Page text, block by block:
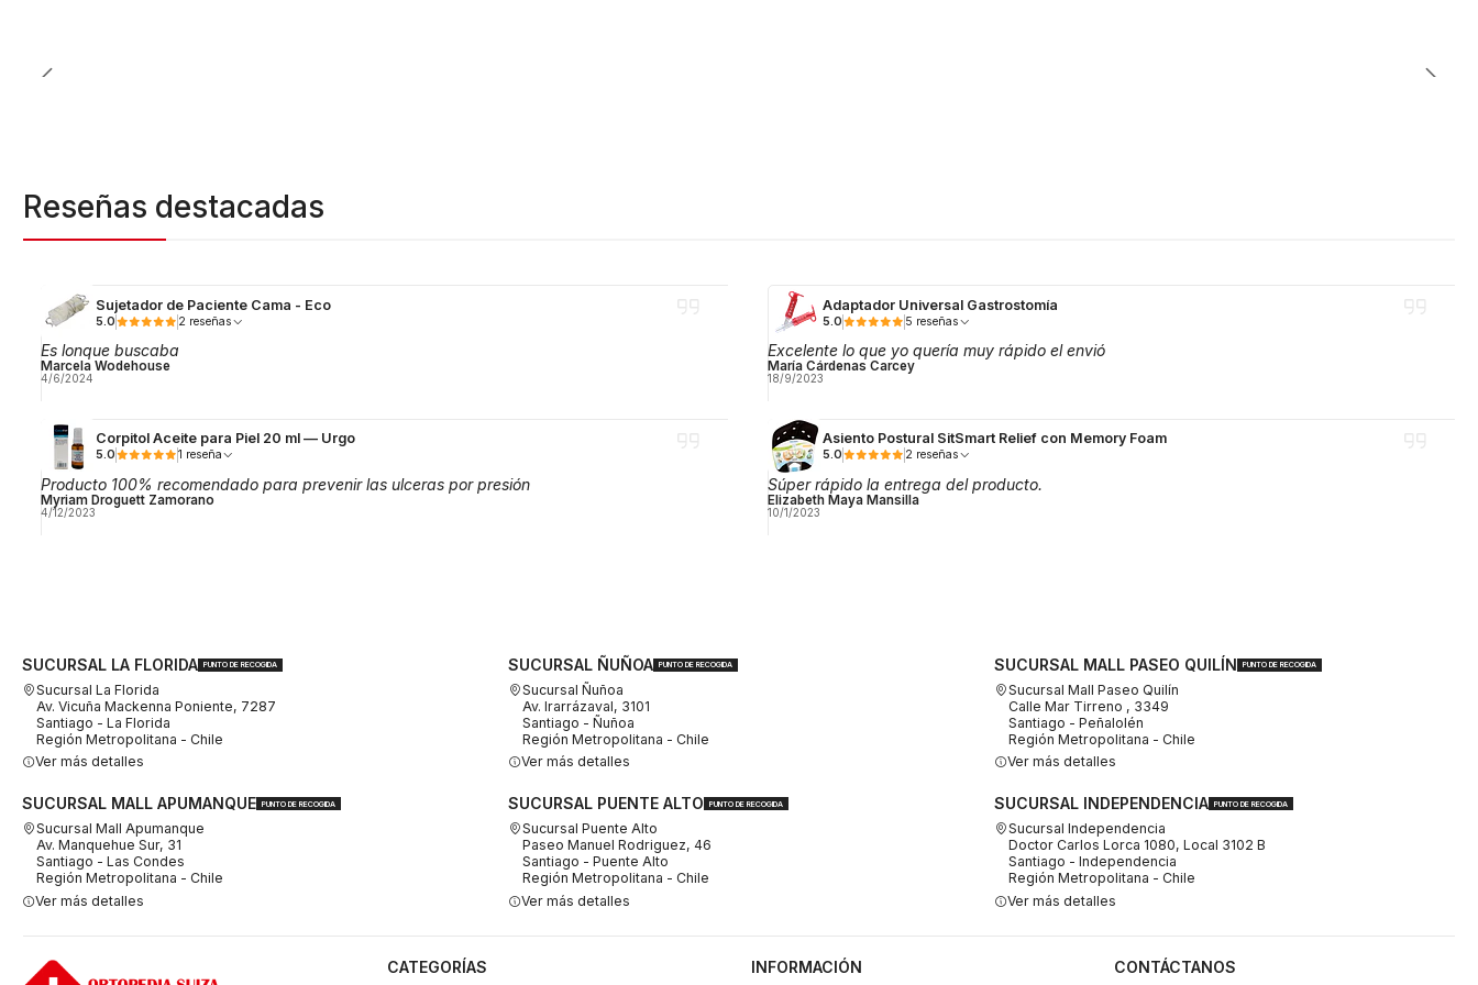
Reseñas destacadas
Sujetador de Paciente Cama - Eco
5.0 2 reseñas
Es lonque buscaba
Marcela Wodehouse
4/6/2024
Adaptador Universal Gastrostomía
5.0 5 reseñas
Excelente lo que yo quería muy rápido el envió
María Cárdenas Carcey
18/9/2023
Corpitol Aceite para Piel 20 ml — Urgo
5.0 1 reseña
Producto 100% recomendado para prevenir las ulceras por presión
Myriam Droguett Zamorano
4/12/2023
Asiento Postural SitSmart Relief con Memory Foam
5.0 2 reseñas
Súper rápido la entrega del producto.
Elizabeth Maya Mansilla
10/1/2023
SUCURSAL LA FLORIDA PUNTO DE RECOGIDA
Sucursal La Florida
Av. Vicuña Mackenna Poniente, 7287
Santiago - La Florida
Región Metropolitana - Chile
Ver más detalles
SUCURSAL ÑUÑOA PUNTO DE RECOGIDA
Sucursal Ñuñoa
Av. Irarrázaval, 3101
Santiago - Ñuñoa
Región Metropolitana - Chile
Ver más detalles
SUCURSAL MALL PASEO QUILÍN PUNTO DE RECOGIDA
Sucursal Mall Paseo Quilín
Calle Mar Tirreno , 3349
Santiago - Peñalolén
Región Metropolitana - Chile
Ver más detalles
SUCURSAL MALL APUMANQUE PUNTO DE RECOGIDA
Sucursal Mall Apumanque
Av. Manquehue Sur, 31
Santiago - Las Condes
Región Metropolitana - Chile
Ver más detalles
SUCURSAL PUENTE ALTO PUNTO DE RECOGIDA
Sucursal Puente Alto
Paseo Manuel Rodriguez, 46
Santiago - Puente Alto
Región Metropolitana - Chile
Ver más detalles
SUCURSAL INDEPENDENCIA PUNTO DE RECOGIDA
Sucursal Independencia
Doctor Carlos Lorca 1080, Local 3102 B
Santiago - Independencia
Región Metropolitana - Chile
Ver más detalles
CATEGORÍAS INFORMACIÓN CONTÁCTANOS